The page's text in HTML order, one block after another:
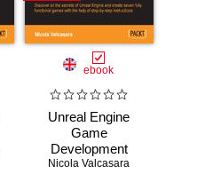
ebook
Unreal Engine
Game
Development
Blueprints.
Nicola Valcasara